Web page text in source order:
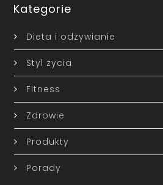
Kategorie
Dieta i odżywianie
Styl życia
Fitness
Zdrowie
Produkty
Porady